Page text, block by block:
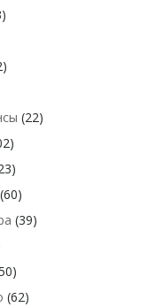
(22)
(60)
(39)
(62)